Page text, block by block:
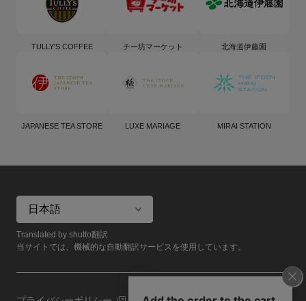
Translated by shutto翻訳
当サイトでは、機械的な自動翻訳サービスを使用しています。
TULLY'S COFFEE チー坊マーケット 北海道伊藤園
JAPANESE TEA STORE LUXE MARIAGE MIRAI STATION